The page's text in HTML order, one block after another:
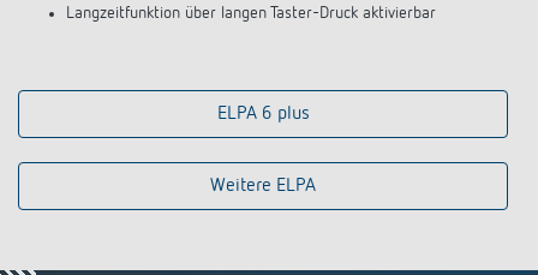
Langzeitfunktion über langen Taster-Druck aktivierbar
ELPA 6 plus
Weitere ELPA